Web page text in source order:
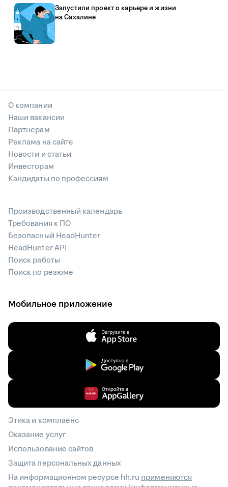
Запустили проект о карьере и жизни
на Сахалине
О компании
Наши вакансии
Партнерам
Реклама на сайте
Новости и статьи
Инвесторам
Кандидаты по профессиям
Производственный календарь
Требования к ПО
Безопасный HeadHunter
HeadHunter API
Поиск работы
Поиск по резюме
Мобильное приложение
Этика и комплаенс
Оказание услуг
Использование сайтов
Защита персональных данных
На информационном ресурсе hh.ru применяются